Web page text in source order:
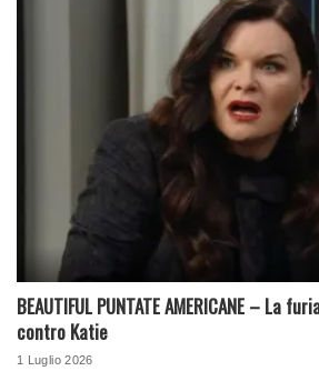
BEAUTIFUL PUNTATE AMERICANE – La
contro Katie
1 Luglio 2026